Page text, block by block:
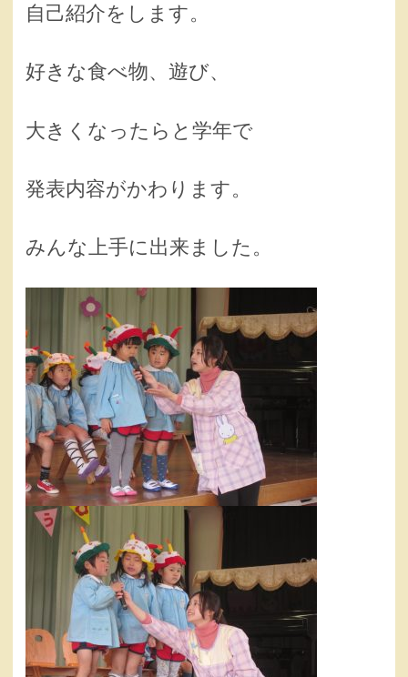
自己紹介をします。
好きな食べ物、遊び、
大きくなったらと学年で
発表内容がかわります。
みんな上手に出来ました。